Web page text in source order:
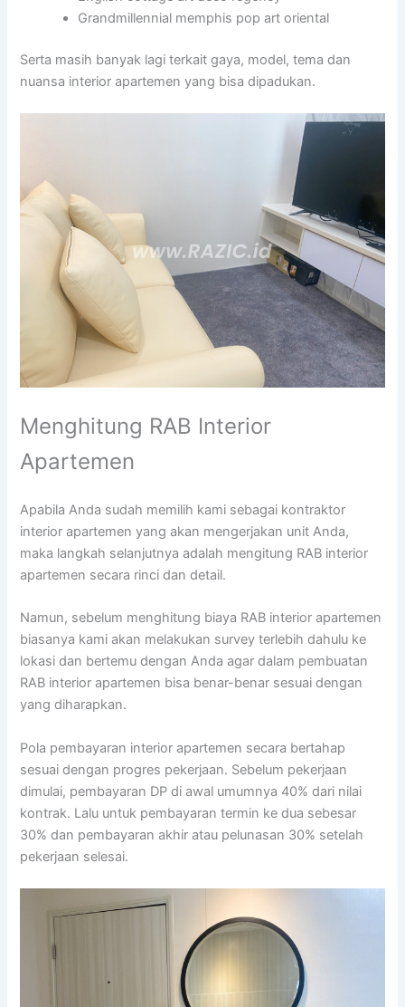
Grandmillennial memphis pop art oriental
Serta masih banyak lagi terkait gaya, model, tema dan
nuansa interior apartemen yang bisa dipadukan.
Menghitung RAB Interior
Apartemen
Apabila Anda sudah memilih kami sebagai kontraktor
interior apartemen yang akan mengerjakan unit Anda,
maka langkah selanjutnya adalah mengitung RAB interior
apartemen secara rinci dan detail.
Namun, sebelum menghitung biaya RAB interior apartemen
biasanya kami akan melakukan survey terlebih dahulu ke
lokasi dan bertemu dengan Anda agar dalam pembuatan
RAB interior apartemen bisa benar-benar sesuai dengan
yang diharapkan.
Pola pembayaran interior apartemen secara bertahap
sesuai dengan progres pekerjaan. Sebelum pekerjaan
dimulai, pembayaran DP di awal umumnya 40% dari nilai
kontrak. Lalu untuk pembayaran termin ke dua sebesar
30% dan pembayaran akhir atau pelunasan 30% setelah
pekerjaan selesai.